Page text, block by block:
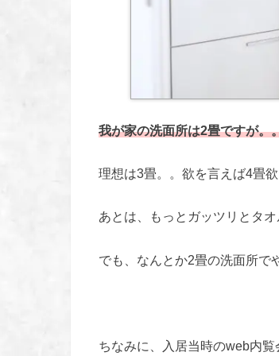
我が家の洗面所は2畳ですが。
理想は3畳。。欲を言えば4畳
あとは、もっとガッツリとタ
でも、なんとか2畳の洗面所で
ちなみに、入居当時のweb内覧